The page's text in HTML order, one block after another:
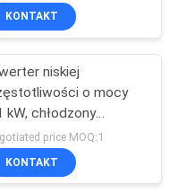
KONTAKT
niskiej
o mocy
kW, chłodzony
plecakowy
z pompą solarną
price MOQ:1
KONTAKT